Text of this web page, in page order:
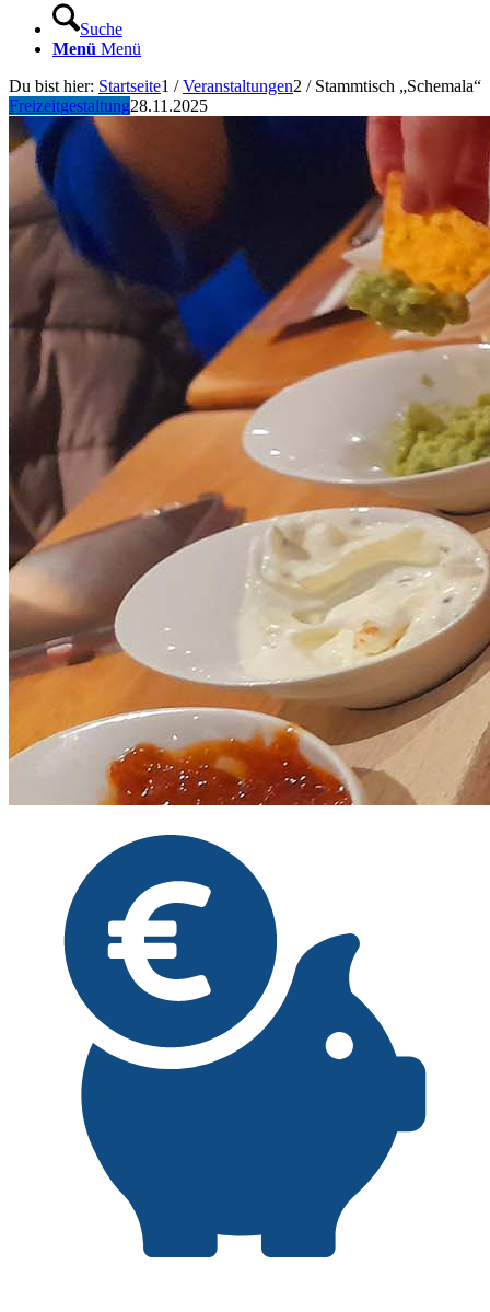
Suche
Menü Menü
Du bist hier: Startseite1 / Veranstaltungen2 / Stammtisch „Schemala“
Freizeitgestaltung28.11.2025